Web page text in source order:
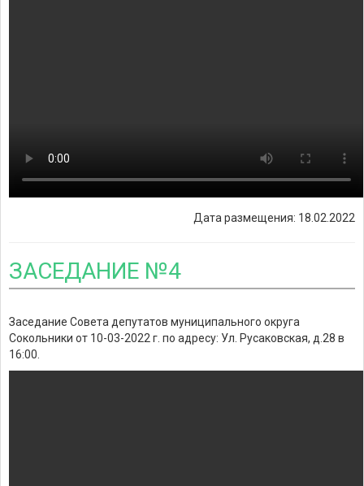
Дата размещения: 18.02.2022
ЗАСЕДАНИЕ №4
Заседание Совета депутатов муниципального округа
Сокольники от 10-03-2022 г. по адресу: Ул. Русаковская, д.28 в
16:00.